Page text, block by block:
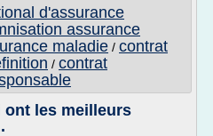
d'assurance
assurance
maladie / contrat
/ contrat
ont les meilleurs